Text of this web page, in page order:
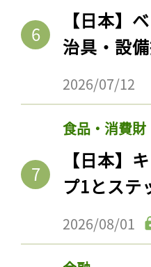
【日本】
治具・設
2026/07/12
食品・消費
【日本】
プ1とステ
2026/08/01